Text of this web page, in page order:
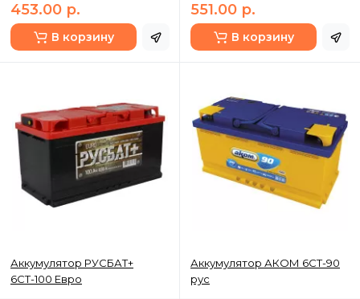
453.00 р.
В корзину
551.00 р.
В корзину
Аккумулятор РУСБАТ+
6СТ-100 Евро
Аккумулятор АКОМ 6СТ-90
рус